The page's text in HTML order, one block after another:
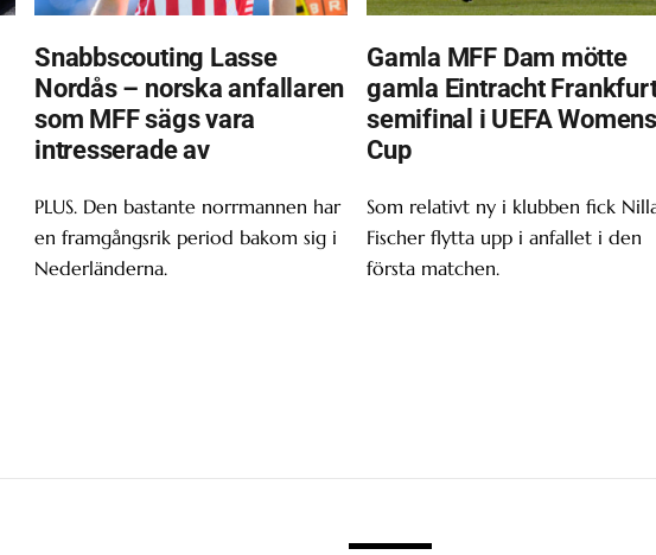
Snabbscouting Lasse
Nordås – norska anfallaren
som MFF sägs vara
intresserade av
PLUS. Den bastante norrmannen har
en framgångsrik period bakom sig i
Nederländerna.
Gamla MFF Dam mötte
gamla Eintracht
semifinal i UEFA Womens
Cup
Som relativt ny i klubben fick
Fischer flytta upp i anfallet i den
första matchen.